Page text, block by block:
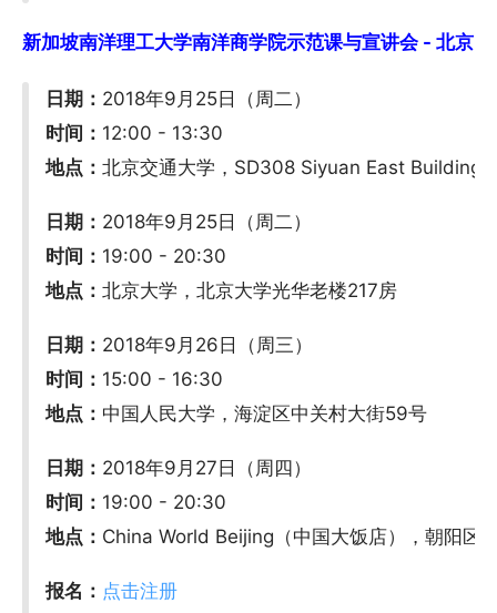
新加坡南洋理工大学南洋商学院示范课与宣讲会 - 北京
日期： 2018年9月25日（周二）
时间： 12:00 - 13:30
地点：北京交通大学，SD308 Siyuan East Building
日期： 2018年9月25日（周二）
时间： 19:00 - 20:30
地点：北京大学，北京大学光华老楼217房
日期： 2018年9月26日（周三）
时间： 15:00 - 16:30
地点： 中国人民大学，海淀区中关村大街59号
日期： 2018年9月27日（周四）
时间： 19:00 - 20:30
地点： China World Beijing（中国大饭店），朝阳区
报名： 点击注册